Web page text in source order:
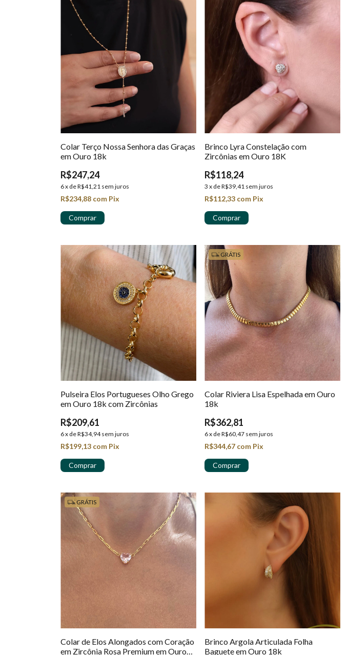
Colar Terço Nossa Senhora das Graças
em Ouro 18k
R$247,24
6x deR$41,21 sem juros
R$234,88 com Pix
Brinco Lyra Constelação com
Zircônias em Ouro 18K
R$118,24
3 x deR$39,41 sem juros
R$112,33 com Pix
Pulseira Elos Portugueses Olho Grego
em Ouro 18k com Zircônias
R$209,61
6x deR$34,94 sem juros
R$199,13 com Pix
GRÁTIS
Colar Riviera Lisa Espelhada em Ouro
18k
R$362,81
6x deR$60,47 sem juros
R$344,67 com Pix
GRÁTIS
Colar de Elos Alongados com Coração
em Zircônia Rosa Premium em Ouro
Brinco Argola Articulada Folha
Baguete em Ouro 18k